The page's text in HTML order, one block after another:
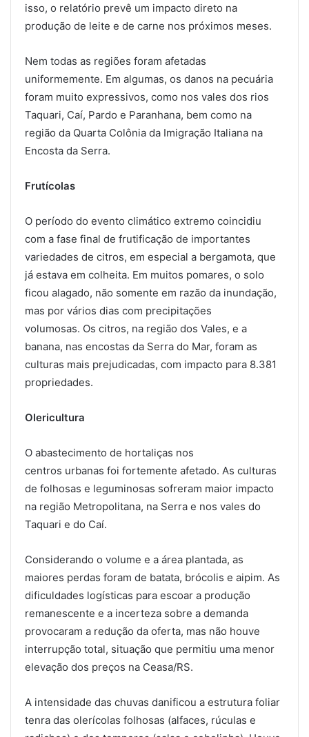
isso, o relatório prevê um impacto direto na
produção de leite e de carne nos próximos meses.
Nem todas as regiões foram afetadas
uniformemente. Em algumas, os danos na pecuária
foram muito expressivos, como nos vales dos rios
Taquari, Caí, Pardo e Paranhana, bem como na
região da Quarta Colônia da Imigração Italiana na
Encosta da Serra.
Frutícolas
O período do evento climático extremo coincidiu
com a fase final de frutificação de importantes
variedades de citros, em especial a bergamota, que
já estava em colheita. Em muitos pomares, o solo
ficou alagado, não somente em razão da inundação,
mas por vários dias com precipitações
volumosas. Os citros, na região dos Vales, e a
banana, nas encostas da Serra do Mar, foram as
culturas mais prejudicadas, com impacto para 8.381
propriedades.
Olericultura
O abastecimento de hortaliças nos
centros urbanas foi fortemente afetado. As culturas
de folhosas e leguminosas sofreram maior impacto
na região Metropolitana, na Serra e nos vales do
Taquari e do Caí.
Considerando o volume e a área plantada, as
maiores perdas foram de batata, brócolis e aipim. As
dificuldades logísticas para escoar a produção
remanescente e a incerteza sobre a demanda
provocaram a redução da oferta, mas não houve
interrupção total, situação que permitiu uma menor
elevação dos preços na Ceasa/RS.
A intensidade das chuvas danificou a estrutura foliar
tenra das olerícolas folhosas (alfaces, rúculas e